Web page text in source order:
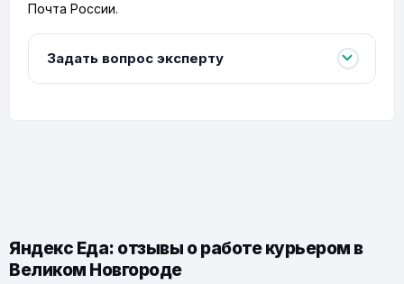
Почта России.
Задать вопрос эксперту
Яндекс Еда: отзывы о работе курьером в
Великом Новгороде